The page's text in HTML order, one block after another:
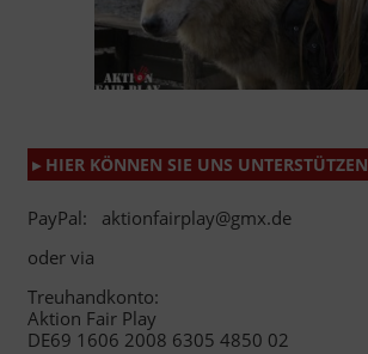
▸ HIER KÖNNEN SIE UNS UNTERSTÜTZEN
PayPal: aktionfairplay@gmx.de
oder via
Treuhandkonto:
Aktion Fair Play
DE69 1606 2008 6305 4850 02